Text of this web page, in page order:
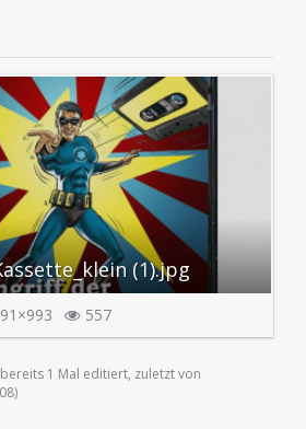
(1).jpg
557
1 Mal editiert, zuletzt von
)